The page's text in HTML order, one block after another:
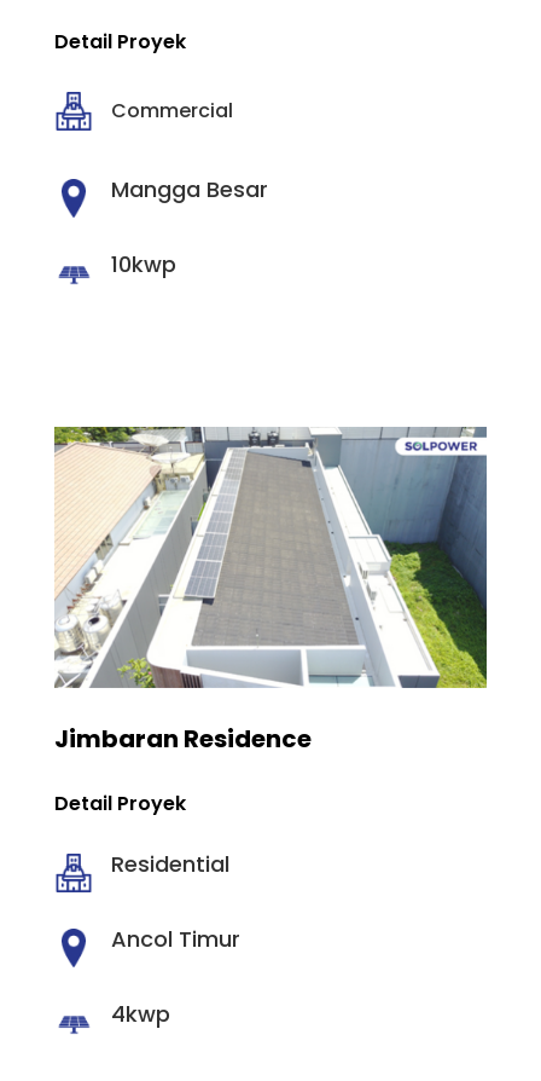
Detail Proyek
Commercial
Mangga Besar
10kwp
Jimbaran Residence
Detail Proyek
Residential
Ancol Timur
4kwp